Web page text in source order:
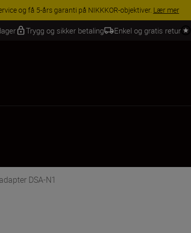
og få 5-års garanti på NIKKKOR-objektiver. Lær mer
Trygg og sikker betaling Enkel og gratis retur
DSA-N1